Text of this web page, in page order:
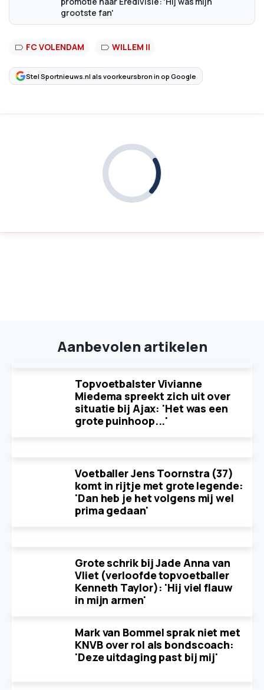
grootste fan'
FC VOLENDAM WILLEM II
Stel Sportnieuws.nl als voorkeursbron in op Google
Aanbevolen artikelen
Topvoetbalster Vivianne
Miedema spreekt zich uit over
situatie bij Ajax: 'Het was een
grote puinhoop...'
Voetballer Jens Toornstra (37)
komt in rijtje met grote legende:
'Dan heb je het volgens mij wel
prima gedaan'
Grote schrik bij Jade Anna van
Vliet (verloofde topvoetballer
Kenneth Taylor): 'Hij viel flauw
in mijn armen'
Mark van Bommel sprak niet met
KNVB over rol als bondscoach:
'Deze uitdaging past bij mij'